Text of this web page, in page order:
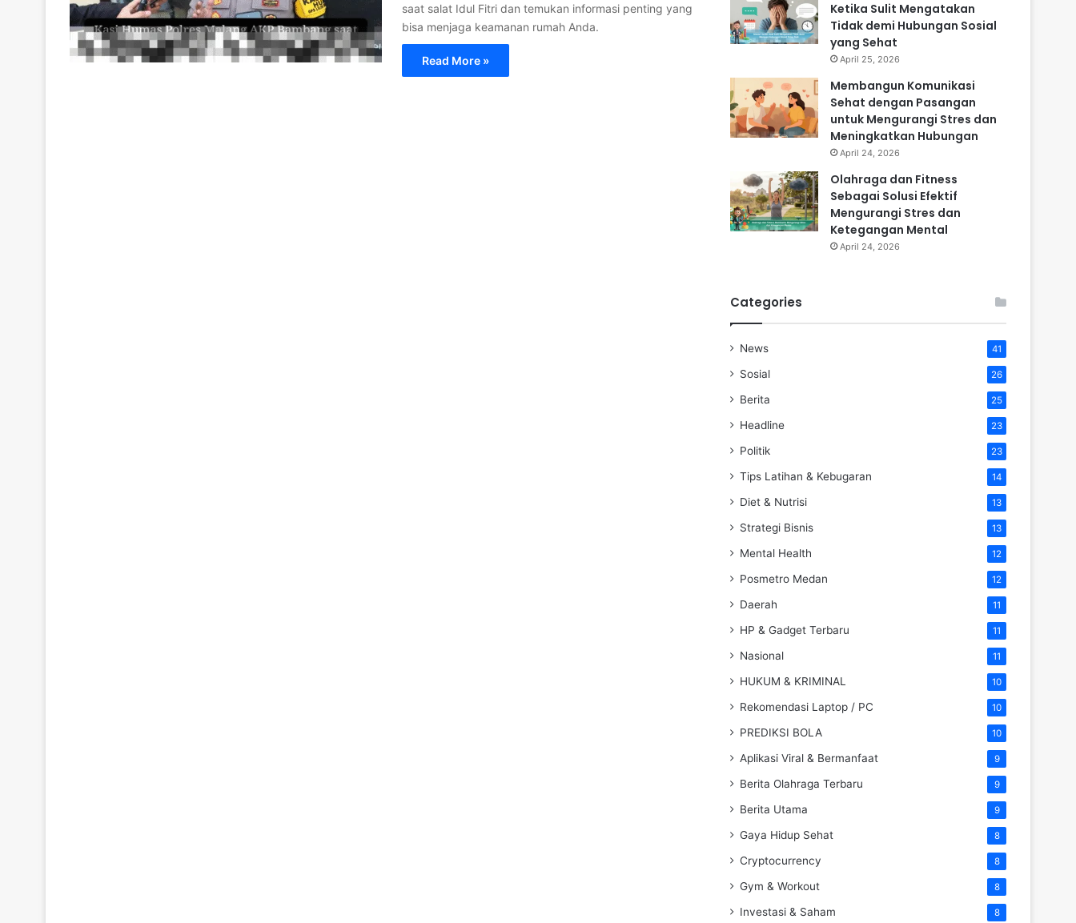
saat salat Idul Fitri dan temukan informasi penting yang
bisa menjaga keamanan rumah Anda.
Read More »
Ketika Sulit Mengatakan
Tidak demi Hubungan Sosial
yang Sehat
April 25, 2026
Membangun Komunikasi
Sehat dengan Pasangan
untuk Mengurangi Stres dan
Meningkatkan Hubungan
April 24, 2026
Olahraga dan Fitness
Sebagai Solusi Efektif
Mengurangi Stres dan
Ketegangan Mental
April 24, 2026
Categories
News 41
Sosial 26
Berita 25
Headline 23
Politik 23
Tips Latihan & Kebugaran 14
Diet & Nutrisi 13
Strategi Bisnis 13
Mental Health 12
Posmetro Medan 12
Daerah 11
HP & Gadget Terbaru 11
Nasional 11
HUKUM & KRIMINAL 10
Rekomendasi Laptop / PC 10
PREDIKSI BOLA 10
Aplikasi Viral & Bermanfaat 9
Berita Olahraga Terbaru 9
Berita Utama 9
Gaya Hidup Sehat 8
Cryptocurrency 8
Gym & Workout 8
Investasi & Saham 8